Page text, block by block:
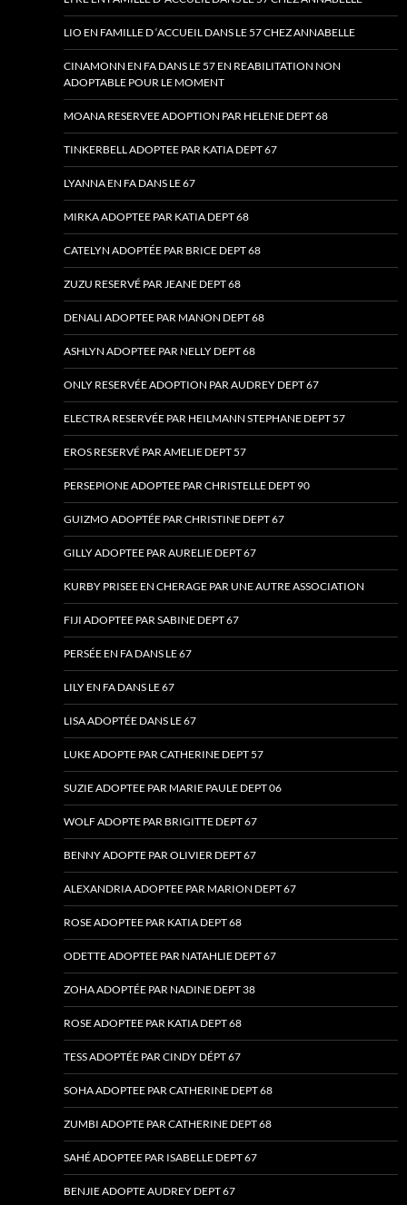
LIO EN FAMILLE D ‘ACCUEIL DANS LE 57 CHEZ ANNABELLE
CINAMONN EN FA DANS LE 57 EN REABILITATION NON
ADOPTABLE POUR LE MOMENT
MOANA RESERVEE ADOPTION PAR HELENE DEPT 68
TINKERBELL ADOPTEE PAR KATIA DEPT 67
LYANNA EN FA DANS LE 67
MIRKA ADOPTEE PAR KATIA DEPT 68
CATELYN ADOPTÉE PAR BRICE DEPT 68
ZUZU RESERVÉ PAR JEANE DEPT 68
DENALI ADOPTEE PAR MANON DEPT 68
ASHLYN ADOPTEE PAR NELLY DEPT 68
ONLY RESERVÉE ADOPTION PAR AUDREY DEPT 67
ELECTRA RESERVÉE PAR HEILMANN STEPHANE DEPT 57
EROS RESERVÉ PAR AMELIE DEPT 57
PERSEPIONE ADOPTEE PAR CHRISTELLE DEPT 90
GUIZMO ADOPTÉE PAR CHRISTINE DEPT 67
GILLY ADOPTEE PAR AURELIE DEPT 67
KURBY PRISEE EN CHERAGE PAR UNE AUTRE ASSOCIATION
FIJI ADOPTEE PAR SABINE DEPT 67
PERSÉE EN FA DANS LE 67
LILY EN FA DANS LE 67
LISA ADOPTÉE DANS LE 67
LUKE ADOPTE PAR CATHERINE DEPT 57
SUZIE ADOPTEE PAR MARIE PAULE DEPT 06
WOLF ADOPTE PAR BRIGITTE DEPT 67
BENNY ADOPTE PAR OLIVIER DEPT 67
ALEXANDRIA ADOPTEE PAR MARION DEPT 67
ROSE ADOPTEE PAR KATIA DEPT 68
ODETTE ADOPTEE PAR NATAHLIE DEPT 67
ZOHA ADOPTÉE PAR NADINE DEPT 38
ROSE ADOPTEE PAR KATIA DEPT 68
TESS ADOPTÉE PAR CINDY DÉPT 67
SOHA ADOPTEE PAR CATHERINE DEPT 68
ZUMBI ADOPTE PAR CATHERINE DEPT 68
SAHÉ ADOPTEE PAR ISABELLE DEPT 67
BENJIE ADOPTE AUDREY DEPT 67